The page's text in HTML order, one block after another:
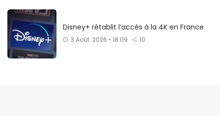
Disney+ rétablit l’accès à la 4K en France
3 Août. 2026 • 18:09 10